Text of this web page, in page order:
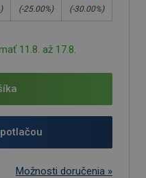
(-25.00%)
(-30.00%)
11.8. až 17.8.
Možnosti doručenia »